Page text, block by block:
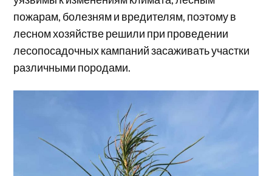
пожарам, болезням и вредителям, поэтому в
лесном хозяйстве решили при проведении
лесопосадочных кампаний засаживать участки
различными породами.